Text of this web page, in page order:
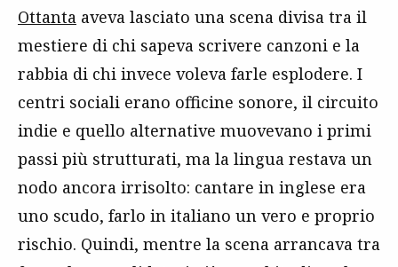
Ottanta aveva lasciato una scena divisa tra il
mestiere di chi sapeva scrivere canzoni e la
rabbia di chi invece voleva farle esplodere. I
centri sociali erano officine sonore, il circuito
indie e quello alternative muovevano i primi
passi più strutturati, ma la lingua restava un
nodo ancora irrisolto: cantare in inglese era
uno scudo, farlo in italiano un vero e proprio
rischio. Quindi, mentre la scena arrancava tra